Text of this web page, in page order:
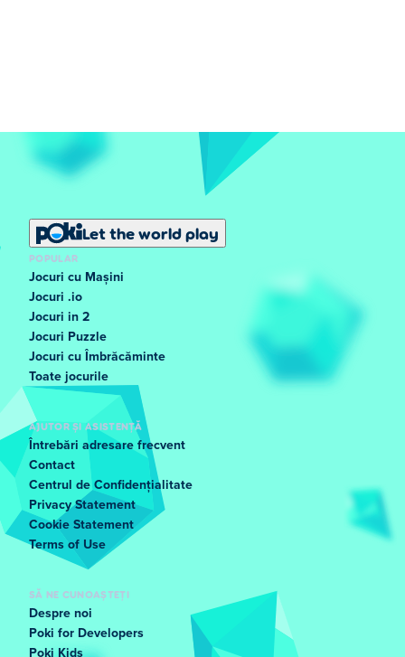
Let the world play
POPULAR
Jocuri cu Mașini
Jocuri .io
Jocuri in 2
Jocuri Puzzle
Jocuri cu Îmbrăcăminte
Toate jocurile
AJUTOR ȘI ASISTENȚĂ
Întrebări adresare frecvent
Contact
Centrul de Confidențialitate
Privacy Statement
Cookie Statement
Terms of Use
SĂ NE CUNOAȘTEȚI
Despre noi
Poki for Developers
Poki Kids